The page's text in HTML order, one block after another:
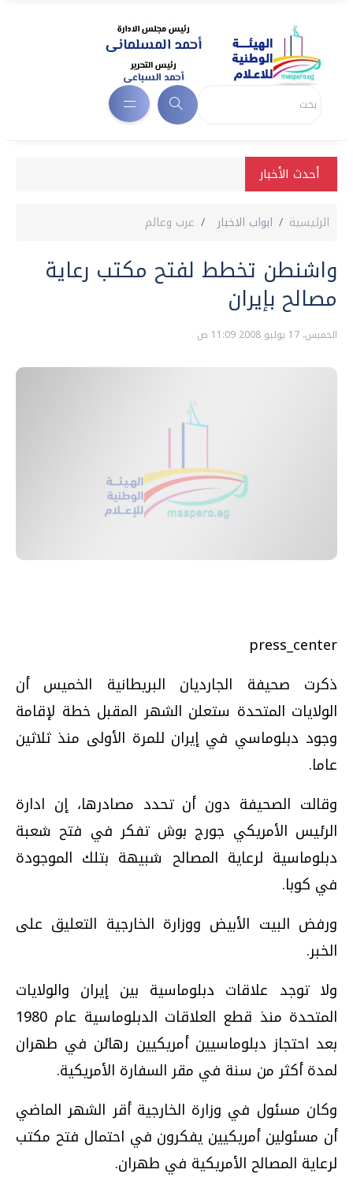
أحدث الأخبار
الرئيسية ابواب الاخبار عرب وعالم
واشنطن تخطط لفتح مكتب رعاية
مصالح بإيران
الخميس، 17 يوليو 2008 11:09 ص
press_center
ذكرت صحيفة الجارديان البريطانية الخميس أن
الولايات المتحدة ستعلن الشهر المقبل خطة لإقامة
وجود دبلوماسي في إيران للمرة الأولى منذ ثلاثين
عاما.
وقالت الصحيفة دون أن تحدد مصادرها، إن ادارة
الرئيس الأمريكي جورج بوش تفكر في فتح شعبة
دبلوماسية لرعاية المصالح شبيهة بتلك الموجودة
في كوبا.
ورفض البيت الأبيض ووزارة الخارجية التعليق على
الخبر.
ولا توجد علاقات دبلوماسية بين إيران والولايات
المتحدة منذ قطع العلاقات الدبلوماسية عام 1980
بعد احتجاز دبلوماسيين أمريكيين رهائن في طهران
لمدة أكثر من سنة في مقر السفارة الأمريكية.
وكان مسئول في وزارة الخارجية أقر الشهر الماضي
أن مسئولين أمريكيين يفكرون في احتمال فتح مكتب
لرعاية المصالح الأمريكية في طهران.